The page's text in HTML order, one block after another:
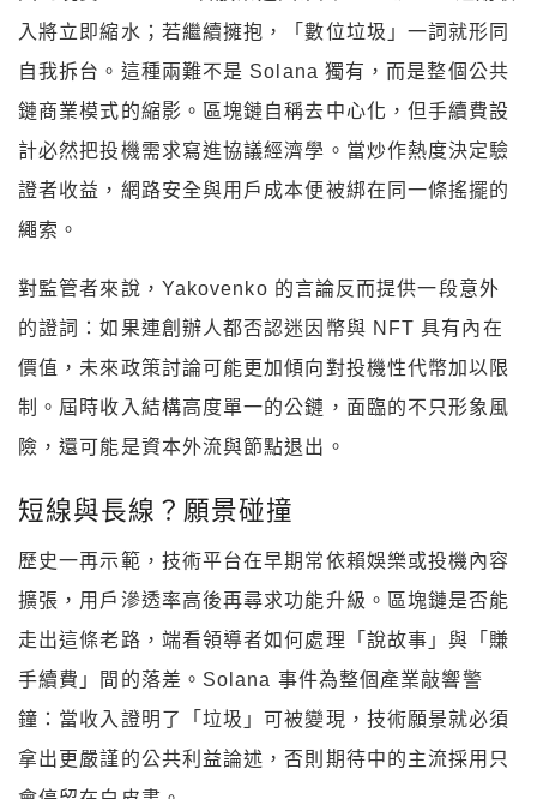
計必然把投機需求寫進協議經濟學。當炒作熱度決定驗
證者收益，網路安全與用戶成本便被綁在同一條搖擺的
繩索。
對監管者來說，Yakovenko 的言論反而提供一段意外
的證詞：如果連創辦人都否認迷因幣與 NFT 具有內在
價值，未來政策討論可能更加傾向對投機性代幣加以限
制。屆時收入結構高度單一的公鏈，面臨的不只形象風
險，還可能是資本外流與節點退出。
短線與長線？願景碰撞
走出這條老路，端看領導者如何處理「說故事」與「賺
手續費」間的落差。Solana 事件為整個產業敲響警
鐘：當收入證明了「垃圾」可被變現，技術願景就必須
拿出更嚴謹的公共利益論述，否則期待中的主流採用只
會停留在白皮書。
當「數位垃圾」的話題熱度消散，留下的問題才真正尖
銳：公鏈要靠什麼維持可持續經濟？Solana 的下一份